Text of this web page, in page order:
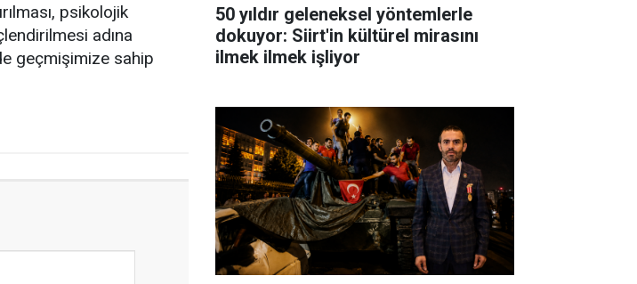
psikolojik
adına
geçmişimize sahip
50 yıldır geleneksel yöntemlerle
dokuyor: Siirt'in kültürel mirasını
ilmek ilmek işliyor